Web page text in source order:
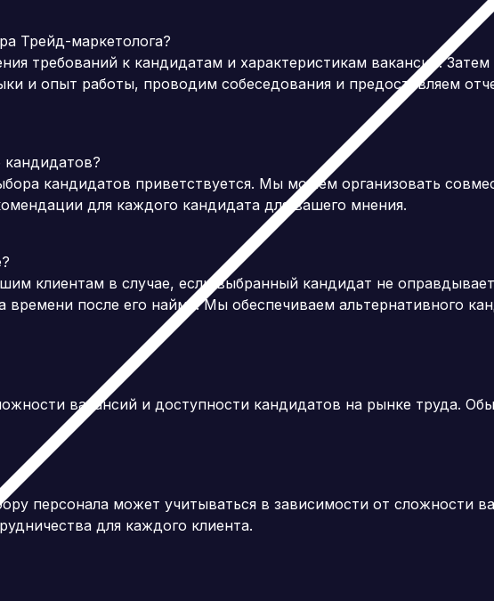
Трейд-маркетолога?
требований к кандидатам и характеристикам вакансий.
и опыт работы, проводим собеседования и предоставляем
кандидатов?
кандидатов приветствуется. Мы можем организовать
для каждого кандидата для вашего мнения.
клиентам в случае, если выбранный кандидат не
времени после его найма.Мы обеспечиваем альтернативного
вакансий и доступности кандидатов на рынке труда.
персонала может учитываться в зависимости от сложности
для каждого клиента.